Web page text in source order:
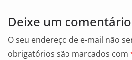
Deixe um comentário
O seu endereço de e-mail não
obrigatórios são marcados com